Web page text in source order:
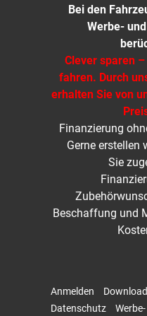
Bei den
Werbe-
Clever sparen
fahren. Durch
erhalten Sie von
Finanzierung
Gerne
Sie
Beschaffung und
Anmelden
Datenschutz